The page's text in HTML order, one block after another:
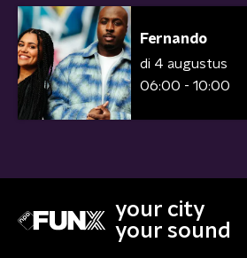
Fernando
di 4 augustus
06:00 - 10:00
your city
your sound